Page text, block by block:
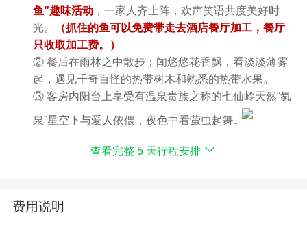
鱼”趣味活动，一家人齐上阵，欢声笑语共度美好时
光。
（抓住的鱼可以免费带走去酒店餐厅加工，餐厅
只收取加工费。）
② 餐后在雨林之中散步；闻悠悠花香飘，看淡淡薄雾
起，遇见千奇百怪的热带树木和熟悉的热带水果。
③ 客房内阳台上享受有温泉贵族之称的七仙岭天然“氡
泉”星空下与爱人依偎，夜色中看萤虫起舞..
查看完整 5 天行程安排
费用说明